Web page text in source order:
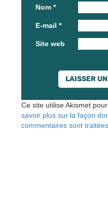
Nom *
E-mail *
Site web
Ce site utilise Akismet
savoir plus sur la façon
commentaires sont traitées